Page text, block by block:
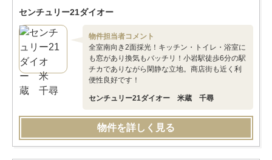
センチュリー21ダイオー
物件担当者コメント
全室南向き2面採光！キッチン・トイレ・浴室に
も窓があり換気もバッチリ！小岩駅徒歩6分の駅
チカでありながら閑静な立地。商店街も近く利
便性良好です！
センチュリー21ダイオー 米蔵 千尋
物件を詳しく見る